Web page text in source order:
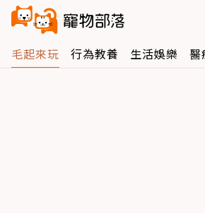
毛起來玩 行為教養 生活娛樂 醫